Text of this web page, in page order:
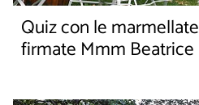
Quiz con le marmellate
firmate Mmm Beatrice